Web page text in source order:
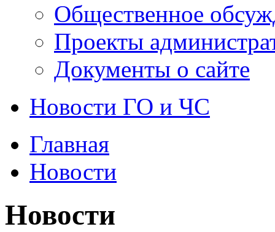
Общественное
Проекты
Документы о сайте
Новости ГО и ЧС
Главная
Новости
Новости